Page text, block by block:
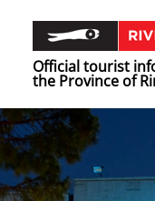
Official tourist
the Province of